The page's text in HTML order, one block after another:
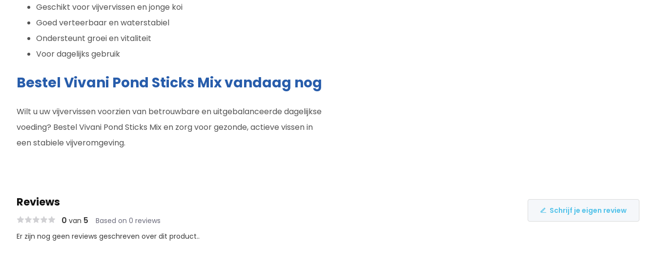
Geschikt voor vijvervissen en jonge koi
Goed verteerbaar en waterstabiel
Ondersteunt groei en vitaliteit
Voor dagelijks gebruik
Bestel Vivani Pond Sticks Mix vandaag nog
Wilt u uw vijvervissen voorzien van betrouwbare en uitgebalanceerde dagelijkse
voeding? Bestel Vivani Pond Sticks Mix en zorg voor gezonde, actieve vissen in
een stabiele vijveromgeving.
Reviews
0 van 5 Based on 0 reviews
Schrijf je eigen review
Er zijn nog geen reviews geschreven over dit product..